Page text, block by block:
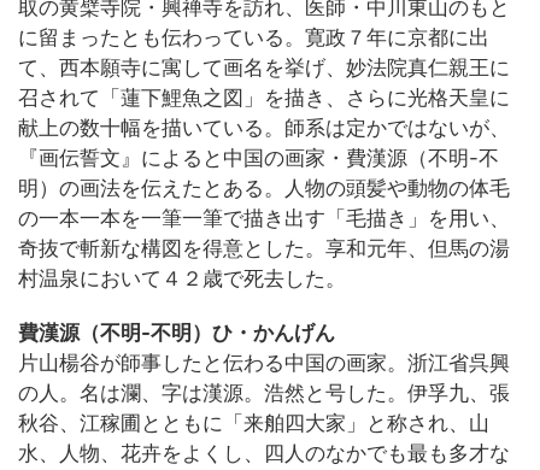
取の黄檗寺院・興禅寺を訪れ、医師・中川東山のもと
に留まったとも伝わっている。寛政７年に京都に出
て、西本願寺に寓して画名を挙げ、妙法院真仁親王に
召されて「蓮下鯉魚之図」を描き、さらに光格天皇に
献上の数十幅を描いている。師系は定かではないが、
『画伝誓文』によると中国の画家・費漢源（不明-不
明）の画法を伝えたとある。人物の頭髪や動物の体毛
の一本一本を一筆一筆で描き出す「毛描き」を用い、
奇抜で斬新な構図を得意とした。享和元年、但馬の湯
村温泉において４２歳で死去した。
費漢源（不明-不明）ひ・かんげん
片山楊谷が師事したと伝わる中国の画家。浙江省呉興
の人。名は瀾、字は漢源。浩然と号した。伊孚九、張
秋谷、江稼圃とともに「来舶四大家」と称され、山
水、人物、花卉をよくし、四人のなかでも最も多才な